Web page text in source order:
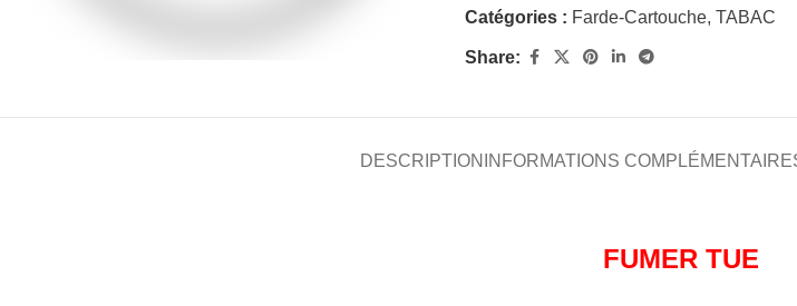
Catégories : Farde-Cartouche, TABAC
Share:
DESCRIPTION INFORMATIONS
FUMER TUE